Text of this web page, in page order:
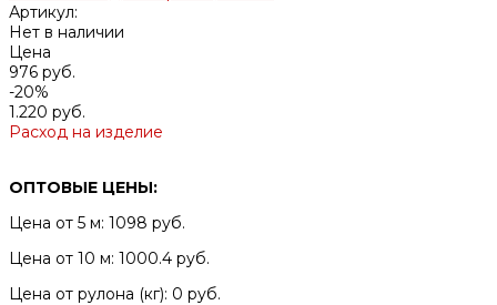
Артикул:
Нет в наличии
Цена
976 руб.
-20%
1.220 руб.
Расход на изделие
ОПТОВЫЕ ЦЕНЫ:
Цена от 5 м: 1098 руб.
Цена от 10 м: 1000.4 руб.
Цена от рулона (кг): 0 руб.